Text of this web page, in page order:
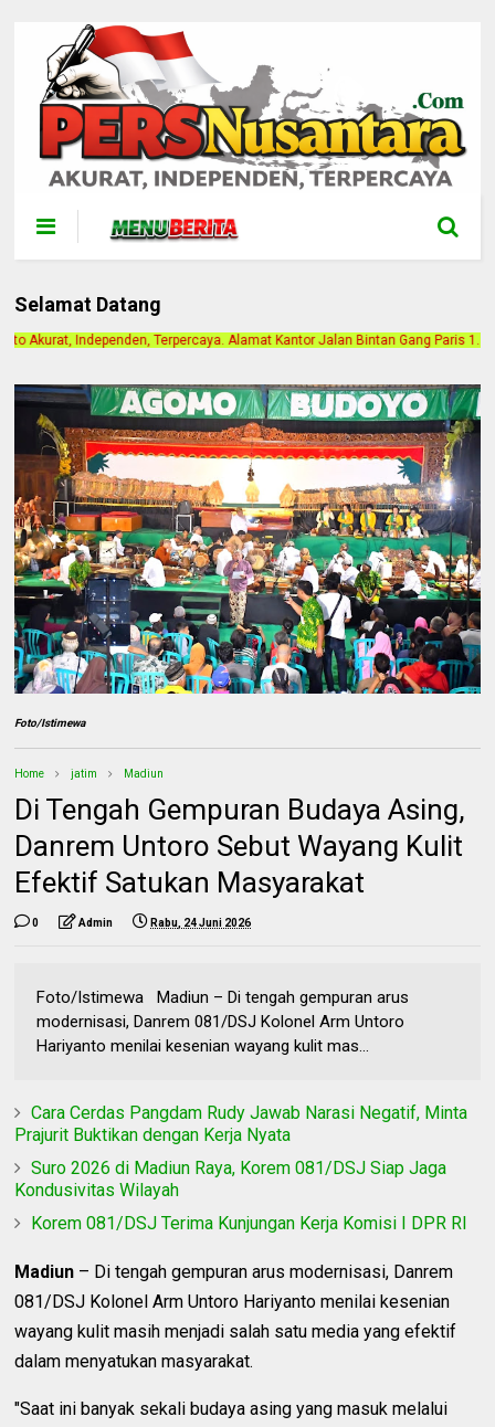
Selamat Datang
Alamat Kantor Jalan Bintan Gang Paris 1. Berlangganan Iklan Hubungi ke
Foto/Istimewa
Home jatim Madiun
Di Tengah Gempuran Budaya Asing,
Danrem Untoro Sebut Wayang Kulit
Efektif Satukan Masyarakat
0 Admin Rabu, 24 Juni 2026
Foto/Istimewa Madiun – Di tengah gempuran arus
modernisasi, Danrem 081/DSJ Kolonel Arm Untoro
Hariyanto menilai kesenian wayang kulit mas...
Cara Cerdas Pangdam Rudy Jawab Narasi Negatif, Minta
Prajurit Buktikan dengan Kerja Nyata
Suro 2026 di Madiun Raya, Korem 081/DSJ Siap Jaga
Kondusivitas Wilayah
Korem 081/DSJ Terima Kunjungan Kerja Komisi I DPR RI
Madiun – Di tengah gempuran arus modernisasi, Danrem
081/DSJ Kolonel Arm Untoro Hariyanto menilai kesenian
wayang kulit masih menjadi salah satu media yang efektif
dalam menyatukan masyarakat.
"Saat ini banyak sekali budaya asing yang masuk melalui